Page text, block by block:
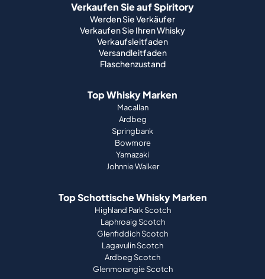
Verkaufen Sie auf Spiritory
Werden Sie Verkäufer
Verkaufen Sie Ihren Whisky
Verkaufsleitfaden
Versandleitfaden
Flaschenzustand
Top Whisky Marken
Macallan
Ardbeg
Springbank
Bowmore
Yamazaki
Johnnie Walker
Top Schottische Whisky Marken
Highland Park Scotch
Laphroaig Scotch
Glenfiddich Scotch
Lagavulin Scotch
Ardbeg Scotch
Glenmorangie Scotch